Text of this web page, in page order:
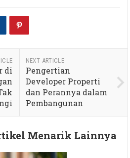
di
NEXT ARTICLE
Pengertian
Developer Properti
dan Perannya dalam
Pembangunan
Menarik Lainnya